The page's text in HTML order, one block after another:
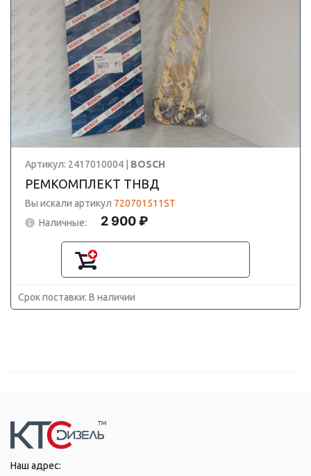
Артикул: 2417010004 | BOSCH
РЕМКОМПЛЕКТ ТНВД
Вы искали артикул 720701511ST
Наличные:
2 900 ₽
Срок поставки: В наличии
Наш адрес: